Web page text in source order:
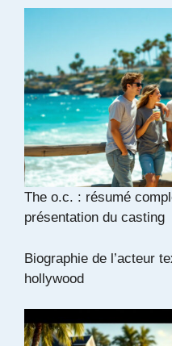
The o.c. : résumé
présentation du casting
Biographie de l’acteur
hollywood